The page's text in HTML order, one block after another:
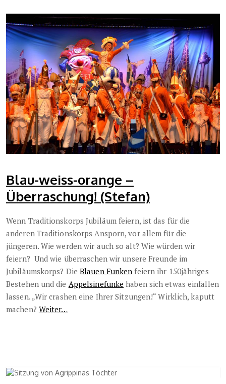
Blau-weiss-orange –
Überraschung! (Stefan)
Wenn Traditionskorps Jubiläum feiern, ist das für die
anderen Traditionskorps Ansporn, vor allem für die
jüngeren. Wie werden wir auch so alt? Wie würden wir
feiern? Und wie überraschen wir unsere Freunde im
Jubiläumskorps? DieBlauen Funken feiern ihr 150jähriges
Bestehen und die Appelsinefunke haben sich etwas einfallen
lassen. „Wir crashen eine Ihrer Sitzungen!“ Wirklich, kaputt
machen? Weiter…